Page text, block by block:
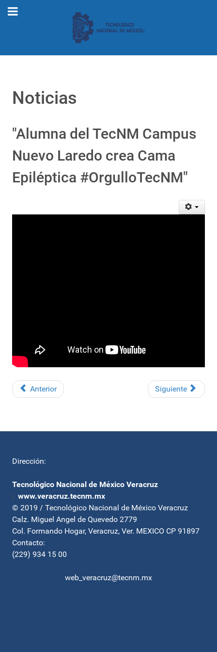
Noticias
"Alumna del TecNM Campus
Nuevo Laredo crea Cama
Epiléptica #OrgulloTecNM"
Anterior Siguiente
Dirección:
Tecnológico Nacional de México Veracruz
| www.veracruz.tecnm.mx
© 2019 / Tecnológico Nacional de México Veracruz
Calz. Miguel Angel de Quevedo 2779
Col. Formando Hogar, Veracruz, Ver. MEXICO CP 91897
Contacto:
(229) 934 15 00
web_veracruz@tecnm.mx